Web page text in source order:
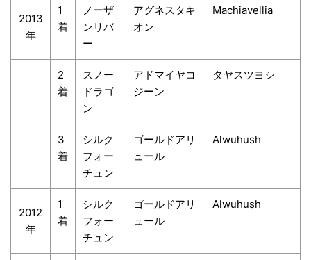
2013
年
1
着
ノーザ
ンリバ
ー
アグネスタキ
オン
Machiavellia
2
着
スノー
ドラゴ
ン
アドマイヤコ
ジーン
タヤスツヨシ
3
着
シルク
フォー
チュン
ゴールドアリ
ュール
Alwuhush
2012
年
1
着
シルク
フォー
チュン
ゴールドアリ
ュール
Alwuhush